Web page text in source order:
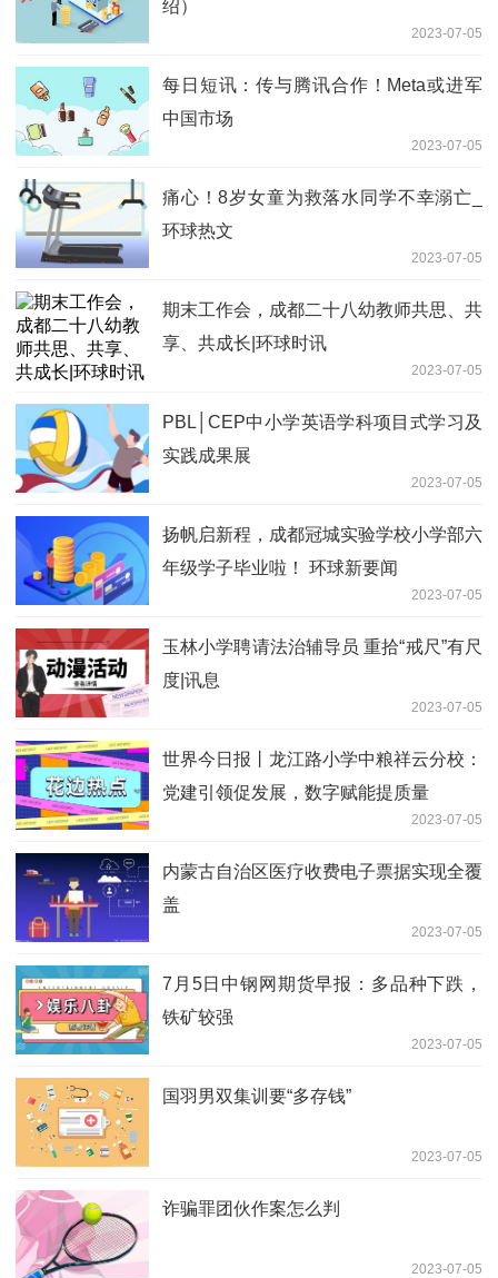
绍）
2023-07-05
每日短讯：传与腾讯合作！Meta或进军
中国市场
2023-07-05
痛心！8岁女童为救落水同学不幸溺亡_
环球热文
2023-07-05
期末工作会，成都二十八幼教师共思、共
享、共成长|环球时讯
2023-07-05
PBL│CEP中小学英语学科项目式学习及
实践成果展
2023-07-05
扬帆启新程，成都冠城实验学校小学部六
年级学子毕业啦！ 环球新要闻
2023-07-05
玉林小学聘请法治辅导员 重拾“戒尺”有尺
度|讯息
2023-07-05
世界今日报丨龙江路小学中粮祥云分校：
党建引领促发展，数字赋能提质量
2023-07-05
内蒙古自治区医疗收费电子票据实现全覆
盖
2023-07-05
7月5日中钢网期货早报：多品种下跌，
铁矿较强
2023-07-05
国羽男双集训要“多存钱”
2023-07-05
诈骗罪团伙作案怎么判
2023-07-05